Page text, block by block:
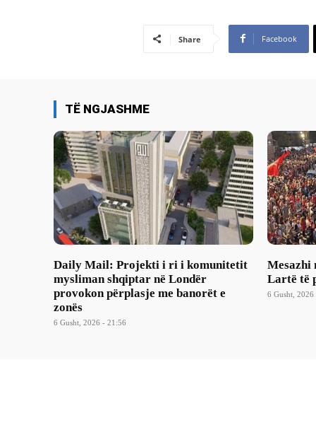
Share Facebook
TË NGJASHME
Daily Mail: Projekti i ri i komunitetit
mysliman shqiptar në Londër
provokon përplasje me banorët e
zonës
6 Gusht, 2026 - 21:56
Mesazhi
Lartë të
6 Gusht,